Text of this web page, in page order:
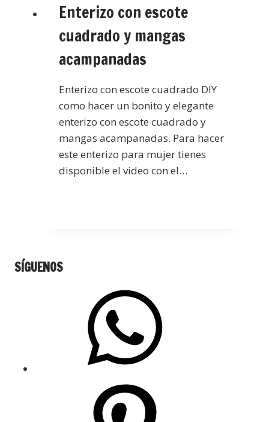
Enterizo con escote
cuadrado y mangas
acampanadas
Enterizo con escote cuadrado DIY
como hacer un bonito y elegante
enterizo con escote cuadrado y
mangas acampanadas. Para hacer
este enterizo para mujer tienes
disponible el video con el…
SÍGUENOS